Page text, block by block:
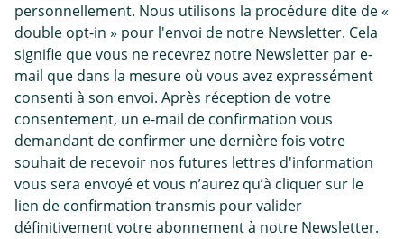
personnellement. Nous utilisons la procédure dite de «
double opt-in » pour l'envoi de notre Newsletter. Cela
signifie que vous ne recevrez notre Newsletter par e-
mail que dans la mesure où vous avez expressément
consenti à son envoi. Après réception de votre
consentement, un e-mail de confirmation vous
demandant de confirmer une dernière fois votre
souhait de recevoir nos futures lettres d'information
vous sera envoyé et vous n’aurez qu’à cliquer sur le
lien de confirmation transmis pour valider
définitivement votre abonnement à notre Newsletter.